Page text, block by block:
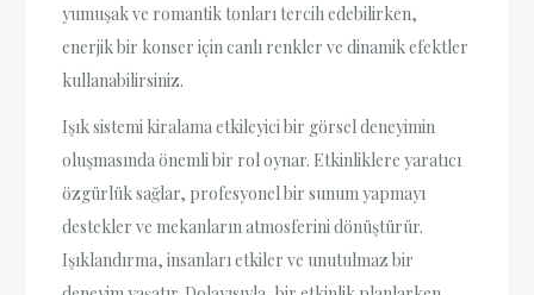
yumuşak ve romantik tonları tercih edebilirken,
enerjik bir konser için canlı renkler ve dinamik efektler
kullanabilirsiniz.
Işık sistemi kiralama etkileyici bir görsel deneyimin
oluşmasında önemli bir rol oynar. Etkinliklere yaratıcı
özgürlük sağlar, profesyonel bir sunum yapmayı
destekler ve mekanların atmosferini dönüştürür.
Işıklandırma, insanları etkiler ve unutulmaz bir